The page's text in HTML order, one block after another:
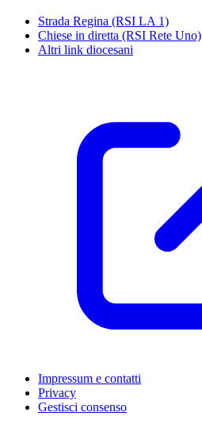
Strada Regina (RSI LA 1)
Chiese in diretta (RSI Rete Uno)
Altri link diocesani
Impressum e contatti
Privacy
Gestisci consenso